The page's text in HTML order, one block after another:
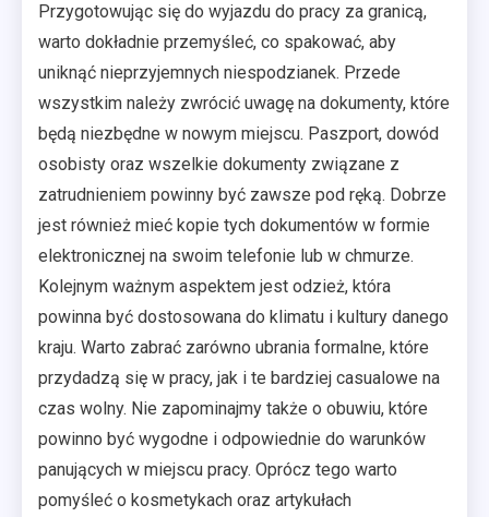
Przygotowując się do wyjazdu do pracy za granicą,
warto dokładnie przemyśleć, co spakować, aby
uniknąć nieprzyjemnych niespodzianek. Przede
wszystkim należy zwrócić uwagę na dokumenty, które
będą niezbędne w nowym miejscu. Paszport, dowód
osobisty oraz wszelkie dokumenty związane z
zatrudnieniem powinny być zawsze pod ręką. Dobrze
jest również mieć kopie tych dokumentów w formie
elektronicznej na swoim telefonie lub w chmurze.
Kolejnym ważnym aspektem jest odzież, która
powinna być dostosowana do klimatu i kultury danego
kraju. Warto zabrać zarówno ubrania formalne, które
przydadzą się w pracy, jak i te bardziej casualowe na
czas wolny. Nie zapominajmy także o obuwiu, które
powinno być wygodne i odpowiednie do warunków
panujących w miejscu pracy. Oprócz tego warto
pomyśleć o kosmetykach oraz artykułach